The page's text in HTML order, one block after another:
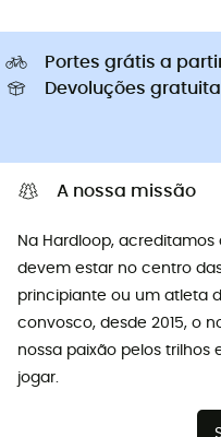
Portes grátis a
Devoluções
A nossa missão
Na Hardloop,
devem estar no centro
principiante ou um atleta
convosco, desde 2015, o
nossa paixão pelos trilhos
jogar.